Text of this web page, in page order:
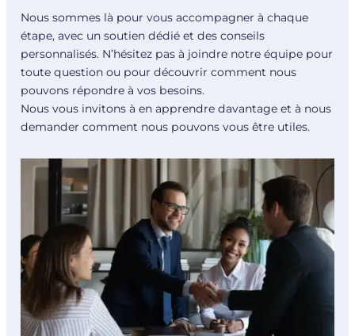
Nous sommes là pour vous accompagner à chaque
étape, avec un soutien dédié et des conseils
personnalisés. N’hésitez pas à joindre notre équipe pour
toute question ou pour découvrir comment nous
pouvons répondre à vos besoins.
Nous vous invitons à en apprendre davantage et à nous
demander comment nous pouvons vous être utiles.